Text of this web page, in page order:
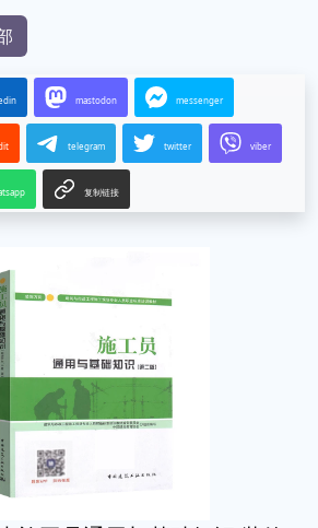
mastodon messenger
telegram twitter viber
复制链接